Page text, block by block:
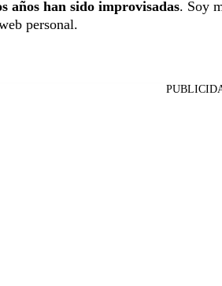
años han sido improvisadas. Soy
personal.